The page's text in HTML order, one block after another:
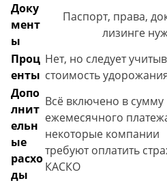
Доку
мент
ы
Паспорт, права,
лизинге
Проц
енты
Нет, но следует
стоимость
Допо
лнит
ельн
ые
расхо
ды
Всё включено в сумму
ежемесячного
некоторые компании
требуют оплатить
КАСКО